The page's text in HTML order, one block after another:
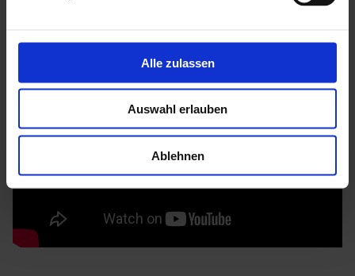
Alle zulassen
Auswahl erlauben
Ablehnen